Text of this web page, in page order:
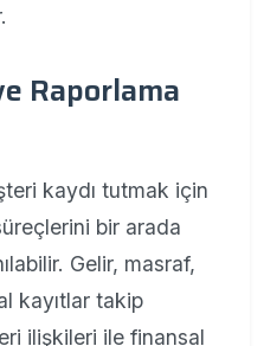
Raporlama
kaydı tutmak için
bir arada
Gelir, masraf,
kayıtlar takip
ilişkileri ile finansal